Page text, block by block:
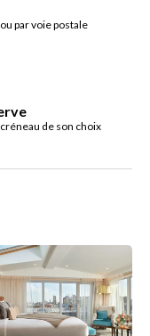
par voie postale
de son choix